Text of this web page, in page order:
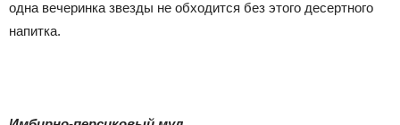
одна вечеринка звезды не обходится без этого десертного
напитка.